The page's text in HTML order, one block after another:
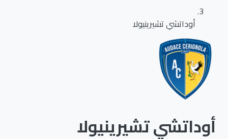
أوداتشي تشيرينيولا
أوداتشي تشيرينيولا